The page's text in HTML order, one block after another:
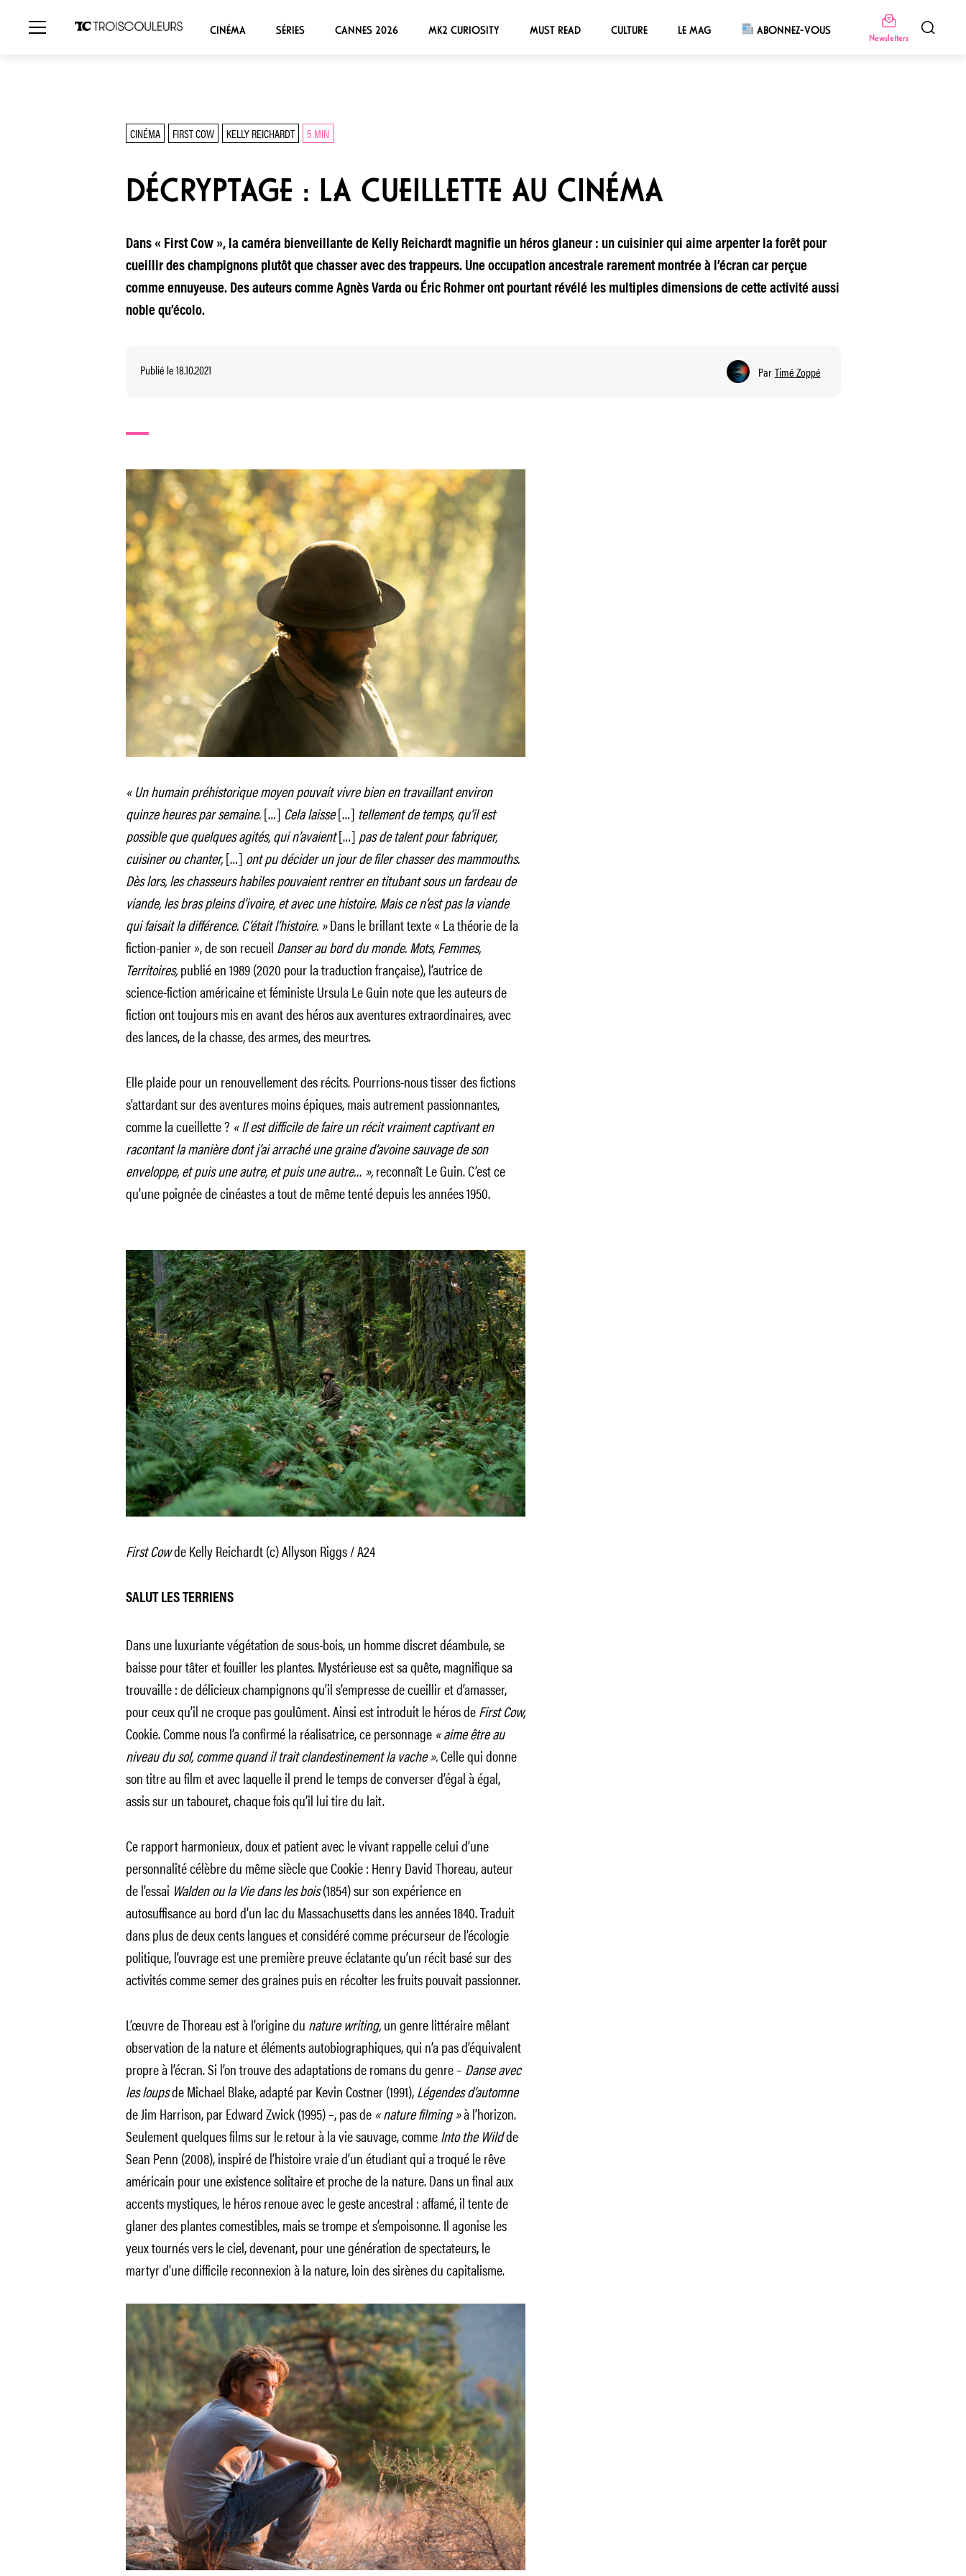
CINÉMA SÉRIES CANNES 2026 MK2 CURIOSITY MUST READ CULTURE LE MAG ABONNEZ-VOUS
Newsletters
CINÉMA FIRST COW KELLY REICHARDT 5 MIN
DÉCRYPTAGE : LA CUEILLETTE AU CINÉMA
Dans « First Cow », la caméra bienveillante de Kelly Reichardt magnifie un héros glaneur : un cuisinier qui aime arpenter la forêt pour
cueillir des champignons plutôt que chasser avec des trappeurs. Une occupation ancestrale rarement montrée à l’écran car perçue
comme ennuyeuse. Des auteurs comme Agnès Varda ou Éric Rohmer ont pourtant révélé les multiples dimensions de cette activité aussi
noble qu’écolo.
Publié le 18.10.2021 Par Timé Zoppé
« Un humain préhistorique moyen pouvait vivre bien en travaillant environ
quinze heures par semaine.[…] Cela laisse[…] tellement de temps, qu’il est
possible que quelques agités, qui n’avaient[…] pas de talent pour fabriquer,
cuisiner ou chanter,[…] ont pu décider un jour de filer chasser des mammouths.
Dès lors, les chasseurs habiles pouvaient rentrer en titubant sous un fardeau de
viande, les bras pleins d’ivoire, et avec une histoire. Mais ce n’est pas la viande
qui faisait la différence. C’était l’histoire. »Dans le brillant texte « La théorie de la
fiction-panier », de son recueil Danser au bord du monde. Mots, Femmes,
Territoires,publié en 1989 (2020 pour la traduction française), l’autrice de
science-fiction américaine et féministe Ursula Le Guin note que les auteurs de
fiction ont toujours mis en avant des héros aux aventures extraordinaires, avec
des lances, de la chasse, des armes, des meurtres.
Elle plaide pour un renouvellement des récits. Pourrions-nous tisser des fictions
s’attardant sur des aventures moins épiques, mais autrement passionnantes,
comme la cueillette ? « Il est difficile de faire un récit vraiment captivant en
racontant la manière dont j’ai arraché une graine d’avoine sauvage de son
enveloppe, et puis une autre, et puis une autre… »,reconnaît Le Guin. C’est ce
qu’une poignée de cinéastes a tout de même tenté depuis les années 1950.
First Cowde Kelly Reichardt (c) Allyson Riggs / A24
SALUT LES TERRIENS
Dans une luxuriante végétation de sous-bois, un homme discret déambule, se
baisse pour tâter et fouiller les plantes. Mystérieuse est sa quête, magnifique sa
trouvaille : de délicieux champignons qu’il s’empresse de cueillir et d’amasser,
pour ceux qu’il ne croque pas goulûment. Ainsi est introduit le héros deFirst Cow,
Cookie. Comme nous l’a confirmé la réalisatrice, ce personnage « aime être au
niveau du sol, comme quand il trait clandestinement la vache ».Celle qui donne
son titre au film et avec laquelle il prend le temps de converser d’égal à égal,
assis sur un tabouret, chaque fois qu’il lui tire du lait.
Ce rapport harmonieux, doux et patient avec le vivant rappelle celui d’une
personnalité célèbre du même siècle que Cookie : Henry David Thoreau, auteur
de l’essai Walden ou la Vie dans les bois(1854) sur son expérience en
autosuffisance au bord d’un lac du Massachusetts dans les années 1840. Traduit
dans plus de deux cents langues et considéré comme précurseur de l’écologie
politique, l’ouvrage est une première preuve éclatante qu’un récit basé sur des
activités comme semer des graines puis en récolter les fruits pouvait passionner.
L’œuvre de Thoreau est à l’origine du nature writing,un genre littéraire mêlant
observation de la nature et éléments autobiographiques, qui n’a pas d’équivalent
propre à l’écran. Si l’on trouve des adaptations de romans du genre – Danse avec
les loupsde Michael Blake, adapté par Kevin Costner (1991),Légendes d’automne
de Jim Harrison, par Edward Zwick (1995) –, pas de « nature filming »à l’horizon.
Seulement quelques films sur le retour à la vie sauvage, commeInto the Wildde
Sean Penn (2008), inspiré de l’histoire vraie d’un étudiant qui a troqué le rêve
américain pour une existence solitaire et proche de la nature. Dans un final aux
accents mystiques, le héros renoue avec le geste ancestral : affamé, il tente de
glaner des plantes comestibles, mais se trompe et s’empoisonne. Il agonise les
yeux tournés vers le ciel, devenant, pour une génération de spectateurs, le
martyr d’une difficile reconnexion à la nature, loin des sirènes du capitalisme.